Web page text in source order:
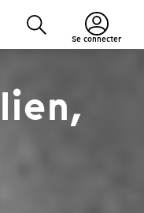
Se connecter